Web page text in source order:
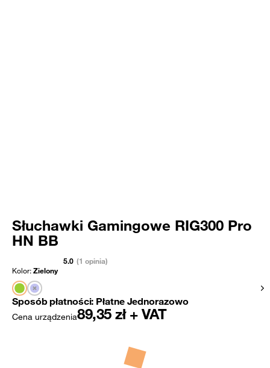
Słuchawki Gamingowe RIG300 Pro
HN BB
5.0 (1 opinia)
Kolor:Zielony
Sposób płatności: Płatne Jednorazowo
Cena urządzenia89,35 zł + VAT